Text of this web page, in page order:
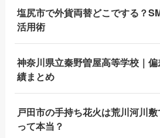
塩尻市で外貨両替どこでする？
活用術
神奈川県立秦野曽屋高等学校｜
績まとめ
戸田市の手持ち花火は荒川河川
って本当？